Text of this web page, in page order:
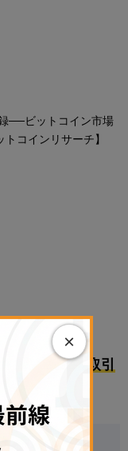
──ビットコイン市場
コインリサーチ】
内暗号資産取引
×